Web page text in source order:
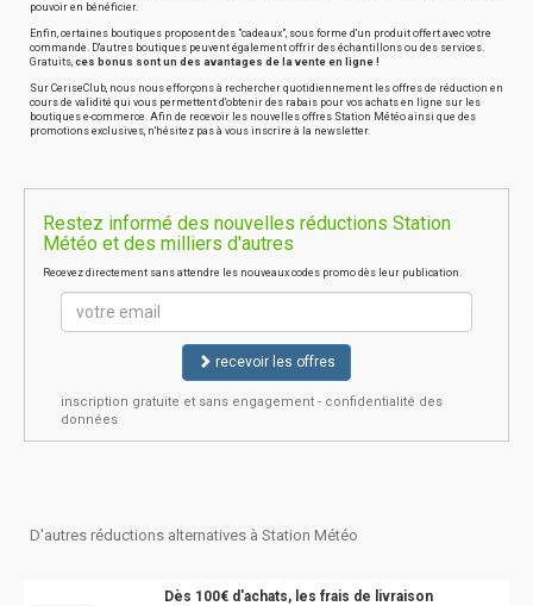
pouvoir en bénéficier.
Enfin, certaines boutiques proposent des "cadeaux", sous forme d'un produit offert avec votre
commande. D'autres boutiques peuvent également offrir des échantillons ou des services.
Gratuits, ces bonus sont un des avantages de la vente en ligne !
Sur CeriseClub, nous nous efforçons à rechercher quotidiennement les offres de réduction en
cours de validité qui vous permettent d'obtenir des rabais pour vos achats en ligne sur les
boutiques e-commerce. Afin de recevoir les nouvelles offres Station Météo ainsi que des
promotions exclusives, n'hésitez pas à vous inscrire à la newsletter.
Restez informé des nouvelles réductions Station
Météo et des milliers d'autres
Recevez directement sans attendre les nouveaux codes promo dès leur publication.
recevoir les offres
inscription gratuite et sans engagement - confidentialité des
données
D'autres réductions alternatives à Station Météo
Dès 100€ d'achats, les frais de livraison